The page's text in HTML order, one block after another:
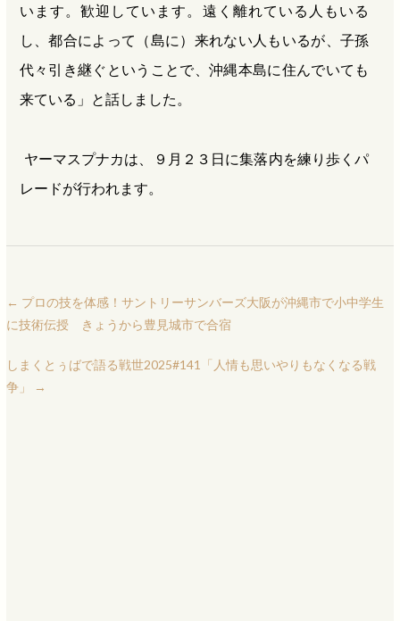
います。歓迎しています。遠く離れている人もいる
し、都合によって（島に）来れない人もいるが、子孫
代々引き継ぐということで、沖縄本島に住んでいても
来ている」と話しました。
ヤーマスプナカは、９月２３日に集落内を練り歩くパ
レードが行われます。
← プロの技を体感！サントリーサンバーズ大阪が沖縄市で小中学生
に技術伝授 きょうから豊見城市で合宿
しまくとぅばで語る戦世2025#141「人情も思いやりもなくなる戦
争」
→